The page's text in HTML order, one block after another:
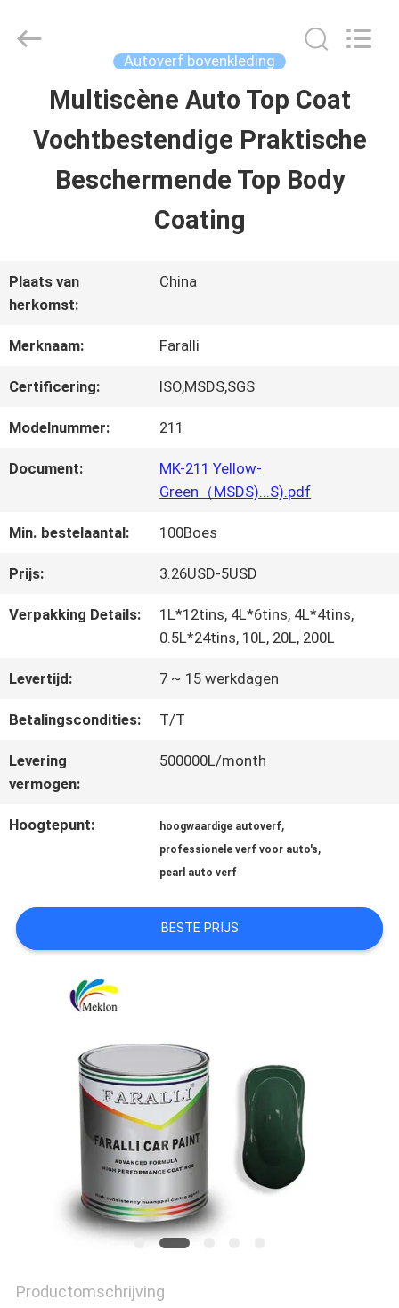
THUIS
PRODUCTEN
OVER
ONS
KWALITEITSCONTROLE
CONTACTEER
ONS
VRAAG
EEN
OFFERTE
AAN
SITEMAP
Meklon
Reserved.
Autoverf bovenkleding
Multiscène Auto Top Coat
Vochtbestendige Praktische
Beschermende Top Body
Coating
Plaats van
herkomst:
China
Merknaam: Faralli
Certificering: ISO,MSDS,SGS
Modelnummer: 211
Document:
MK-211 Yellow-
Green（MSDS)...S).pdf
Min. bestelaantal: 100Boes
Prijs: 3.26USD-5USD
Verpakking Details:
1L*12tins, 4L*6tins, 4L*4tins,
0.5L*24tins, 10L, 20L, 200L
Levertijd: 7 ~ 15 werkdagen
Betalingscondities: T/T
Levering
vermogen:
500000L/month
Hoogtepunt: hoogwaardige autoverf,
professionele verf voor auto's,
pearl auto verf
BESTE PRIJS
Productomschrijving